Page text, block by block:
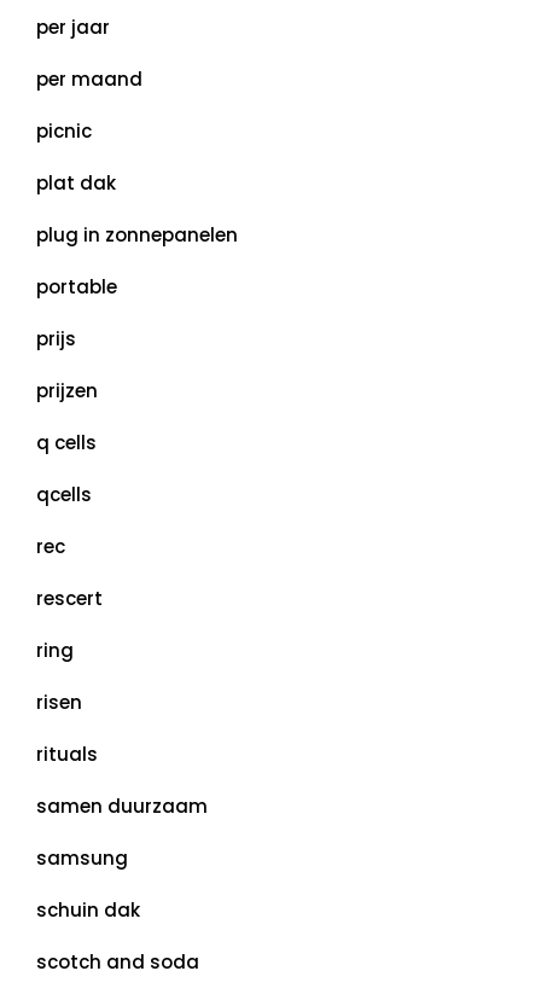
per jaar
per maand
picnic
plat dak
plug in zonnepanelen
portable
prijs
prijzen
q cells
qcells
rec
rescert
ring
risen
rituals
samen duurzaam
samsung
schuin dak
scotch and soda